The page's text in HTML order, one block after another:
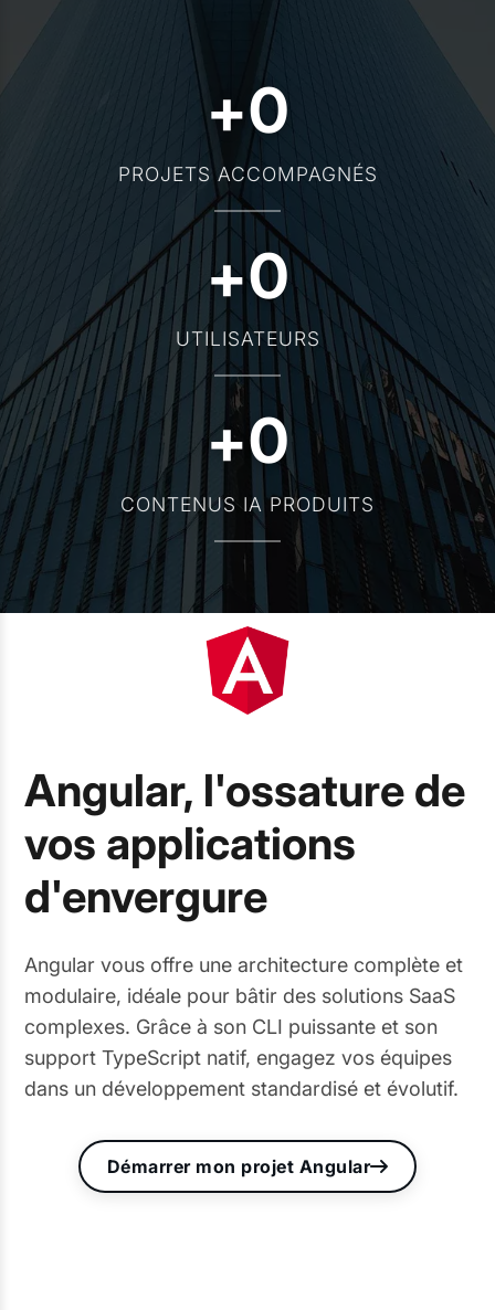
+0
PROJETS ACCOMPAGNÉS
+0
UTILISATEURS
+0
CONTENUS IA PRODUITS
Angular, l'ossature de
vos applications
d'envergure
Angular vous offre une architecture complète et
modulaire, idéale pour bâtir des solutions SaaS
complexes. Grâce à son CLI puissante et son
support TypeScript natif, engagez vos équipes
dans un développement standardisé et évolutif.
Démarrer mon projet Angular